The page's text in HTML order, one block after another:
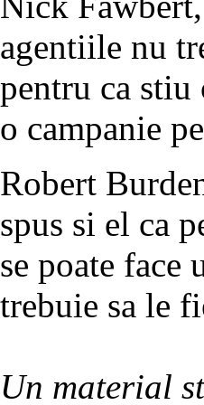
agentiile nu
pentru ca stiu
o campanie
Robert
spus si el ca
se poate
trebuie sa le
Un material